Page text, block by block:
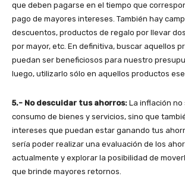
que deben pagarse en el tiempo que
pago de mayores intereses. También hay
descuentos, productos de regalo por llevar
por mayor, etc. En definitiva, buscar aquellos
puedan ser beneficiosos para nuestro
luego, utilizarlo sólo en aquellos productos
5.- No descuidar tus ahorros: La inflación
consumo de bienes y servicios, sino que
intereses que puedan estar ganando tus
sería poder realizar una evaluación de los
actualmente y explorar la posibilidad de
que brinde mayores retornos.